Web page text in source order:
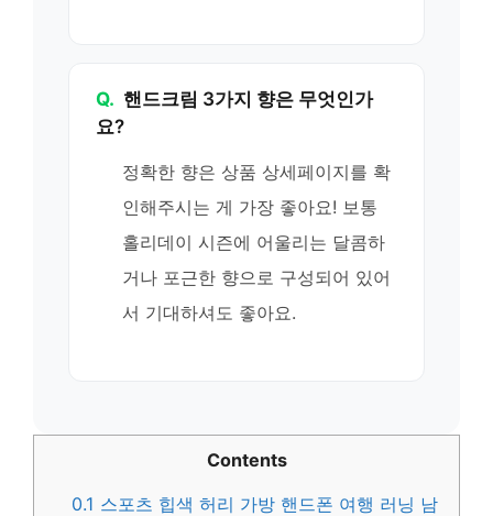
Q. 핸드크림 3가지 향은 무엇인가
요?
정확한 향은 상품 상세페이지를 확
인해주시는 게 가장 좋아요! 보통
홀리데이 시즌에 어울리는 달콤하
거나 포근한 향으로 구성되어 있어
서 기대하셔도 좋아요.
Contents
0.1 스포츠 힙색 허리 가방 핸드폰 여행 러닝 남